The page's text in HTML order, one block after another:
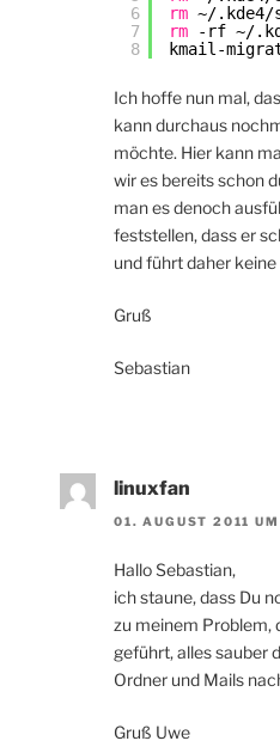
6
7
8
rm ~/.kde4/
rm
-rf ~/
kmail-
Ich hoffe nun mal,
kann durchaus
möchte. Hier kann
wir es bereits schon
man es denoch
feststellen, dass er
und führt daher
Gruß
Sebastian
linuxfan
01. AUGUST 2011
Hallo Sebastian,
ich staune, dass Du
zu meinem Problem,
geführt, alles sauber
Ordner und Mails
Gruß Uwe